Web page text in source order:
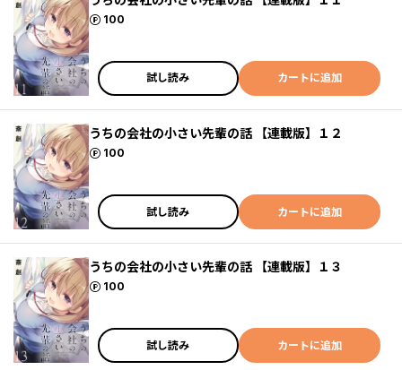
100
ポイント
試し読み カートに追加
うちの会社の小さい先輩の話 【連載版】１２
100
ポイント
試し読み カートに追加
うちの会社の小さい先輩の話 【連載版】１３
100
ポイント
試し読み カートに追加